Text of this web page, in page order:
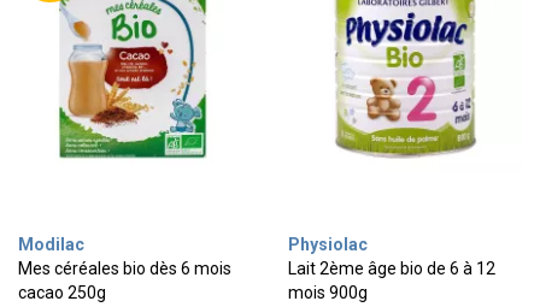
Modilac
Mes céréales bio dès 6 mois
cacao 250g
Physiolac
Lait 2ème âge bio de 6 à 12
mois 900g